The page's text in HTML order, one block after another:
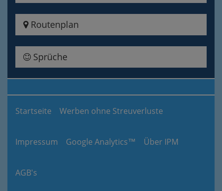
Routenplan
Sprüche
Startseite Werben ohne Streuverluste
Impressum Google Analytics™ Über IPM
AGB's